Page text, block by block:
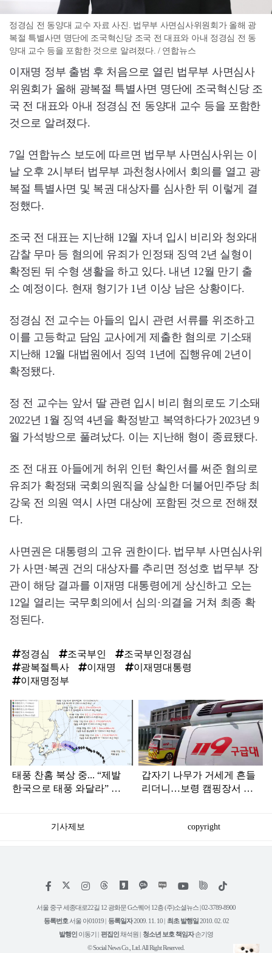
정경심 전 동양대 교수 자료 사진. 법무부 사면심사위원회가 올해 광
복절 특별사면 명단에 조국혁신당 조국 전 대표와 아내 정경심 전 동
양대 교수 등을 포함한 것으로 알려졌다. / 연합뉴스
이재명 정부 출범 후 처음으로 열린 법무부 사면심사
위원회가 올해 광복절 특별사면 명단에 조국혁신당 조
국 전 대표와 아내 정경심 전 동양대 교수 등을 포함한
것으로 알려졌다.
7일 연합뉴스 보도에 따르면 법무부 사면심사위는 이
날 오후 2시부터 법무부 과천청사에서 회의를 열고 광
복절 특별사면 및 복권 대상자를 심사한 뒤 이렇게 결
정했다.
조국 전 대표는 지난해 12월 자녀 입시 비리와 청와대
감찰 무마 등 혐의에 유죄가 인정돼 징역 2년 실형이
확정된 뒤 수형 생활을 하고 있다. 내년 12월 만기 출
소 예정이다. 현재 형기가 1년 이상 남은 상황이다.
정경심 전 교수는 아들의 입시 관련 서류를 위조하고
이를 고등학교 담임 교사에게 제출한 혐의로 기소돼
지난해 12월 대법원에서 징역 1년에 집행유예 2년이
확정됐다.
정 전 교수는 앞서 딸 관련 입시 비리 혐의로도 기소돼
2022년 1월 징역 4년을 확정받고 복역하다가 2023년 9
월 가석방으로 풀려났다. 이는 지난해 형이 종료됐다.
조 전 대표 아들에게 허위 인턴 확인서를 써준 혐의로
유죄가 확정돼 국회의원직을 상실한 더불어민주당 최
강욱 전 의원 역시 사면 대상에 포함된 것으로 전해졌
다.
사면권은 대통령의 고유 권한이다. 법무부 사면심사위
가 사면·복권 건의 대상자를 추리면 정성호 법무부 장
관이 해당 결과를 이재명 대통령에게 상신하고 오는
12일 열리는 국무회의에서 심의·의결을 거쳐 최종 확
정된다.
정경심 조국부인
조국부인정경심
광복절특사
이재명
이재명대통령
이재명정부
탑
라
인
태풍 찬홈 북상 중... “제발
한국으로 태풍 와달라” 말
갑자기 나무가 거세게 흔들
리더니…보령 캠핑장서 일
기사제보 copyright
페
스
인
타
램
위
트
유
튜
틱
서울 중구 세종대로22길 12 광화문 G스퀘어 12층 (주)소셜뉴스 | 02-3789-8900
등록번호서울 아01019 | 등록일자2009. 11. 10 | 최초 발행일 2010. 02. 02
발행인 이동기 | 편집인채석원 | 청소년 보호 책임자손기영
© Social News Co., Ltd. All Right Reserved.